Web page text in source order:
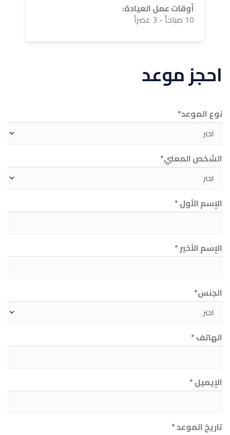
أوقات عمل العيادة:
10 صباحاً - 3 عصراً
احجز موعد
نوع الموعد*
الشخص المعني*
الإسم الأول *
الإسم الأخير *
الجنس*
الهاتف *
الإيميل *
تاريخ الموعد *